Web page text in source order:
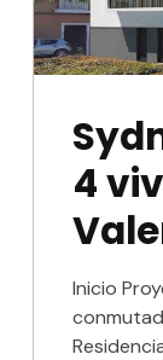
4
Inicio